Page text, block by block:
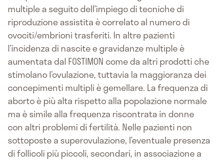
multiple a seguito dell’impiego di tecniche di
riproduzione assistita è correlato al numero di
ovociti/embrioni trasferiti. In altre pazienti
l’incidenza di nascite e gravidanze multiple è
aumentata dal FOSTIMON come da altri prodotti che
stimolano l’ovulazione, tuttavia la maggioranza dei
concepimenti multipli è gemellare. La frequenza di
aborto è più alta rispetto alla popolazione normale
ma è simile alla frequenza riscontrata in donne
con altri problemi di fertilità. Nelle pazienti non
sottoposte a superovulazione, l’eventuale presenza
di follicoli più piccoli, secondari, in associazione a